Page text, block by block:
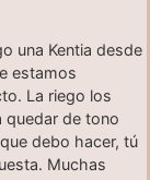
una Kentia desde
estamos
La riego los
quedar de tono
debo hacer, tú
Muchas